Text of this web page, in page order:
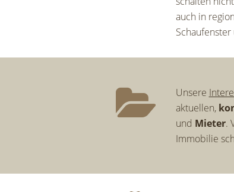
auch in
Schaufenster
Unsere
aktuellen,
und Mieter.
Immobilie